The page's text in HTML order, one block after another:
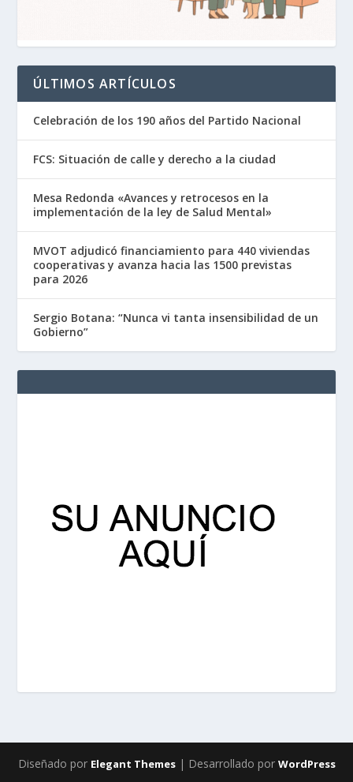
ÚLTIMOS ARTÍCULOS
Celebración de los 190 años del Partido Nacional
FCS: Situación de calle y derecho a la ciudad
Mesa Redonda «Avances y retrocesos en la
implementación de la ley de Salud Mental»
MVOT adjudicó financiamiento para 440 viviendas
cooperativas y avanza hacia las 1500 previstas
para 2026
Sergio Botana: “Nunca vi tanta insensibilidad de un
Gobierno”
Diseñado por Elegant Themes| Desarrollado por WordPress